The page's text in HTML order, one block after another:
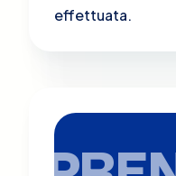
effettuata.